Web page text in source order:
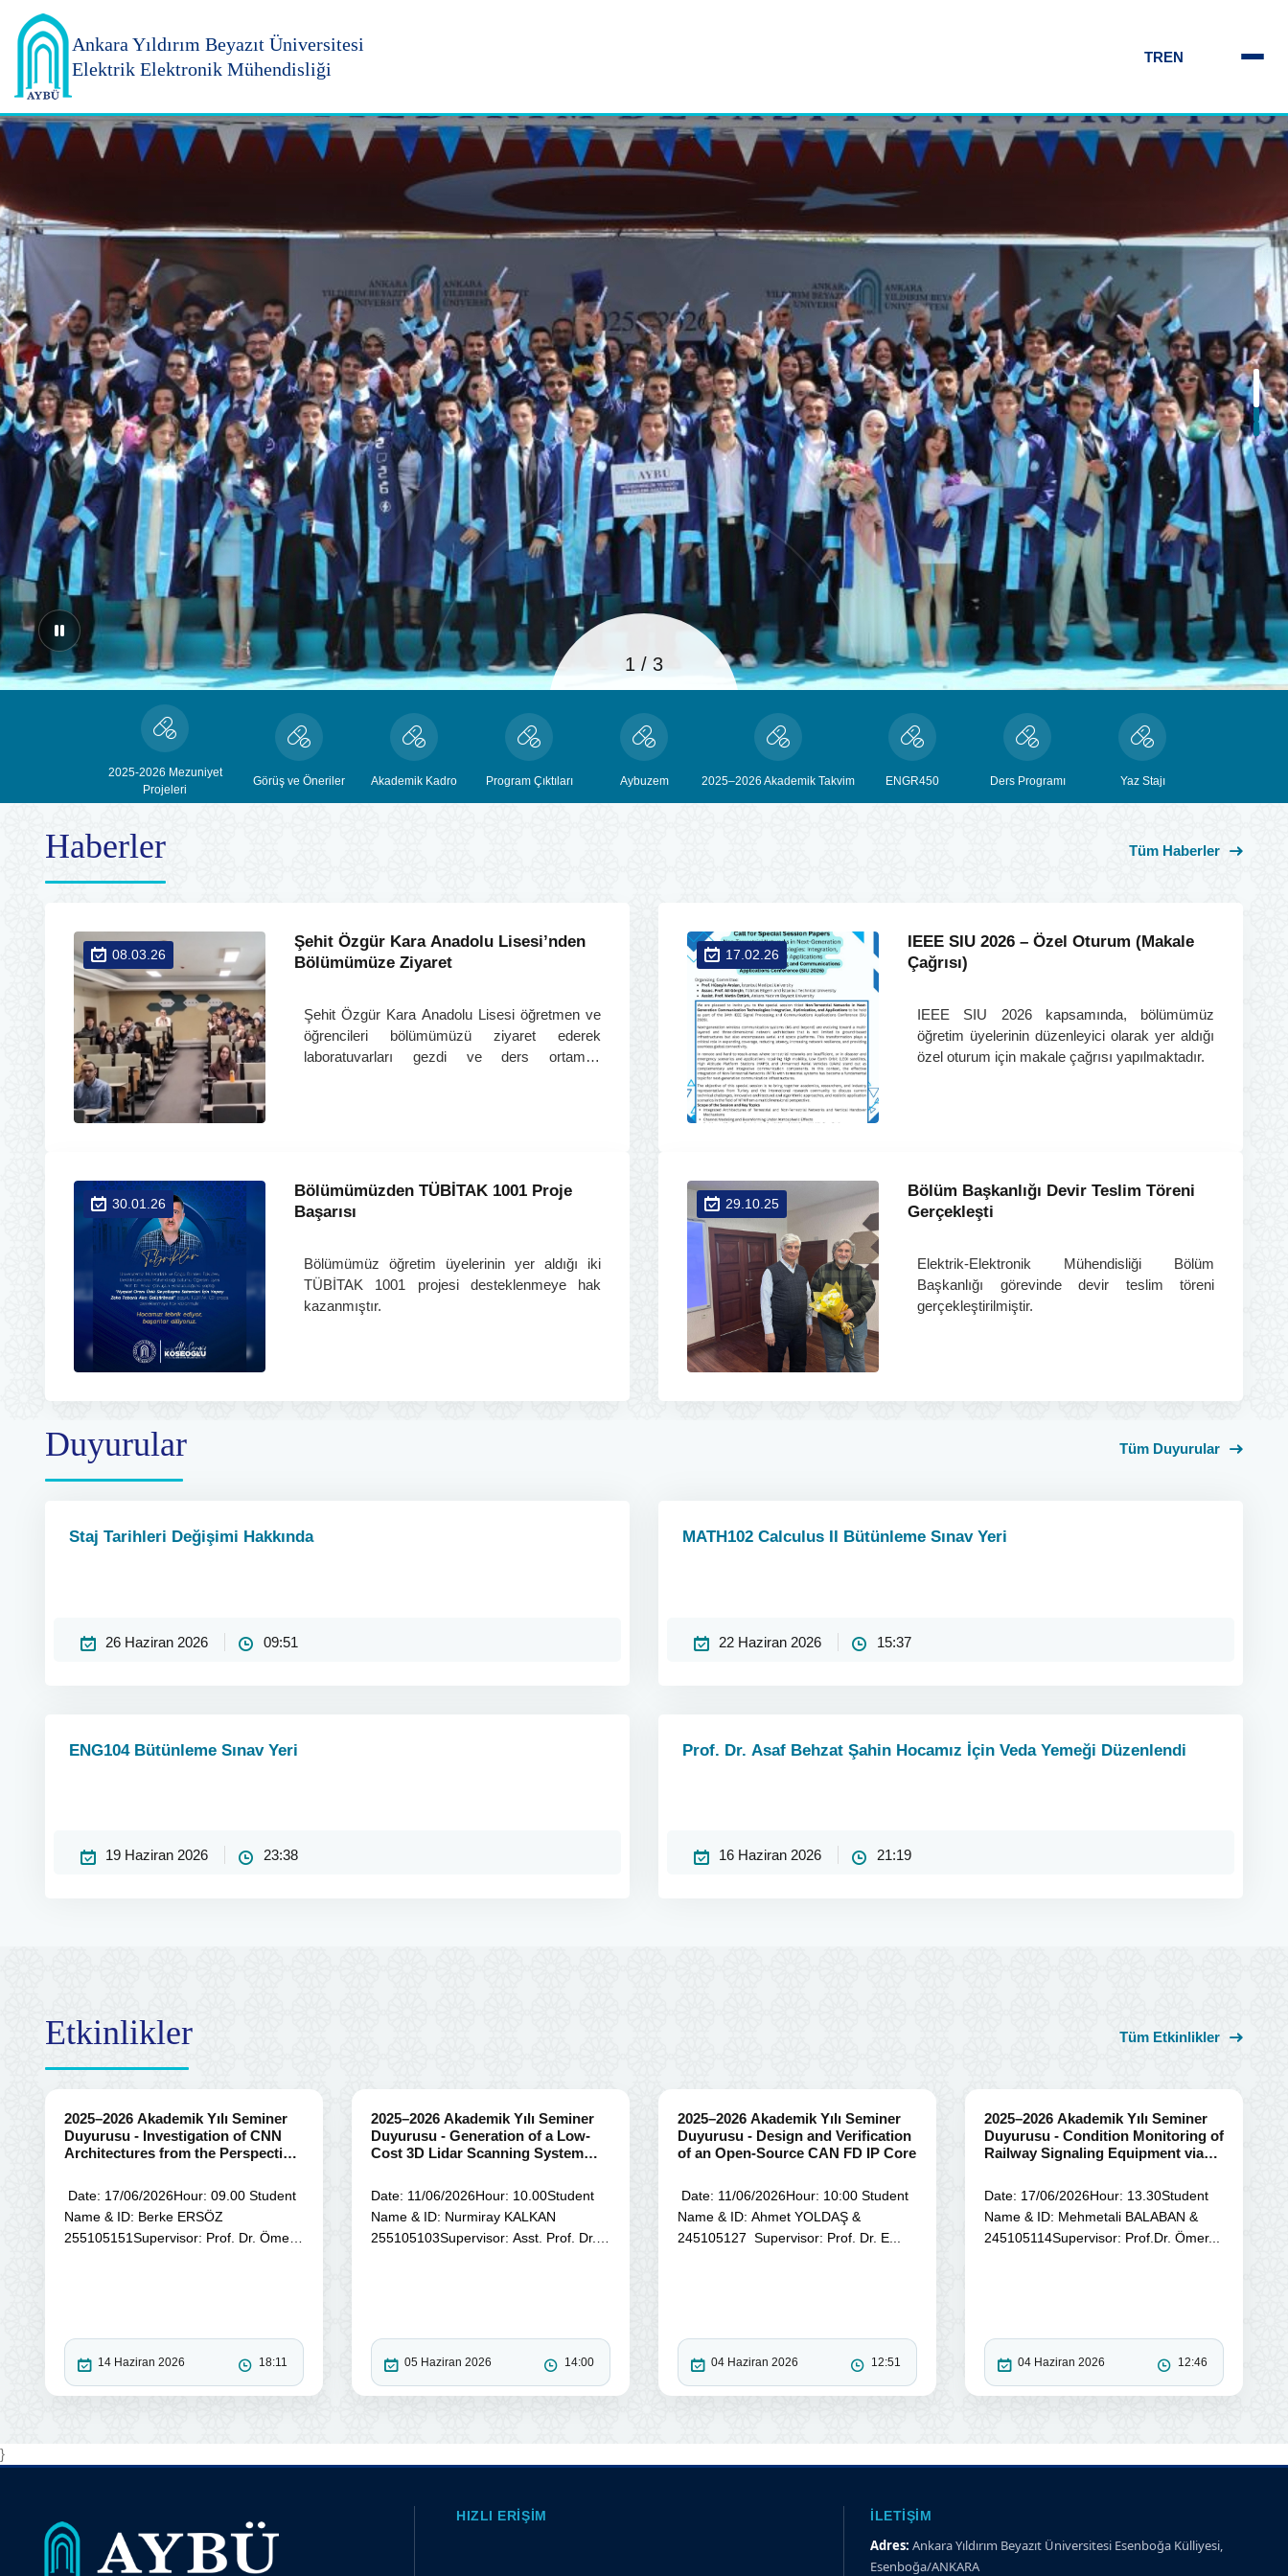
Ankara Yıldırım Beyazıt Üniversitesi
Elektrik Elektronik Mühendisliği
TREN
Ankara Yıldırım Beyazıt Üniversitesi
1 / 3
2025-2026 Mezuniyet
Projeleri
Görüş ve Öneriler Akademik Kadro Program Çıktıları Aybuzem 2025–2026 Akademik Takvim ENGR450 Ders Programı Yaz Stajı
Haberler Tüm Haberler
08.03.26
Şehit Özgür Kara Anadolu Lisesi’nden
Bölümümüze Ziyaret
Şehit Özgür Kara Anadolu Lisesi öğretmen ve
öğrencileri bölümümüzü ziyaret ederek
laboratuvarları gezdi ve ders ortamını
17.02.26
IEEE SIU 2026 – Özel Oturum (Makale
Çağrısı)
IEEE SIU 2026 kapsamında, bölümümüz
öğretim üyelerinin düzenleyici olarak yer aldığı
özel oturum için makale çağrısı yapılmaktadır.
30.01.26
Bölümümüzden TÜBİTAK 1001 Proje
Başarısı
Bölümümüz öğretim üyelerinin yer aldığı iki
TÜBİTAK 1001 projesi desteklenmeye hak
kazanmıştır.
29.10.25
Bölüm Başkanlığı Devir Teslim Töreni
Gerçekleşti
Elektrik-Elektronik Mühendisliği Bölüm
Başkanlığı görevinde devir teslim töreni
gerçekleştirilmiştir.
Duyurular Tüm Duyurular
Staj Tarihleri Değişimi Hakkında
26 Haziran 2026 09:51
MATH102 Calculus II Bütünleme Sınav Yeri
22 Haziran 2026 15:37
ENG104 Bütünleme Sınav Yeri
19 Haziran 2026 23:38
Prof. Dr. Asaf Behzat Şahin Hocamız İçin Veda Yemeği Düzenlendi
16 Haziran 2026 21:19
Etkinlikler Tüm Etkinlikler
2025–2026 Akademik Yılı Seminer
Duyurusu - Investigation of CNN
Architectures from the Perspective
Date: 17/06/2026Hour: 09.00 Student
Name & ID: Berke ERSÖZ
255105151Supervisor: Prof. Dr. Ömer
14 Haziran 2026 18:11
2025–2026 Akademik Yılı Seminer
Duyurusu - Generation of a Low-
Cost 3D Lidar Scanning System
Date: 11/06/2026Hour: 10.00Student
Name & ID: Nurmiray KALKAN
255105103Supervisor: Asst. Prof. Dr.
05 Haziran 2026 14:00
2025–2026 Akademik Yılı Seminer
Duyurusu - Design and Verification
of an Open-Source CAN FD IP Core
Date: 11/06/2026Hour: 10:00 Student
Name & ID: Ahmet YOLDAŞ &
245105127 Supervisor: Prof. Dr. E...
04 Haziran 2026 12:51
2025–2026 Akademik Yılı Seminer
Duyurusu - Condition Monitoring of
Railway Signaling Equipment via
Learning Approach to Signal
Lamps
Date: 17/06/2026Hour: 13.30Student
Name & ID: Mehmetali BALABAN &
245105114Supervisor: Prof.Dr. Ömer...
04 Haziran 2026 12:46
}
HIZLI ERIŞIM İLETIŞIM
Adres: Ankara Yıldırım Beyazıt Üniversitesi Esenboğa Külliyesi,
Esenboğa/ANKARA